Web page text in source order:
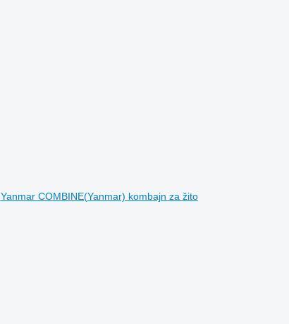
Yanmar COMBINE(Yanmar) kombajn za žito